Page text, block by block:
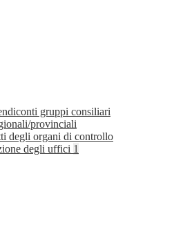
gruppi consiliari
provinciali
degli organi di controllo
degli uffici 1